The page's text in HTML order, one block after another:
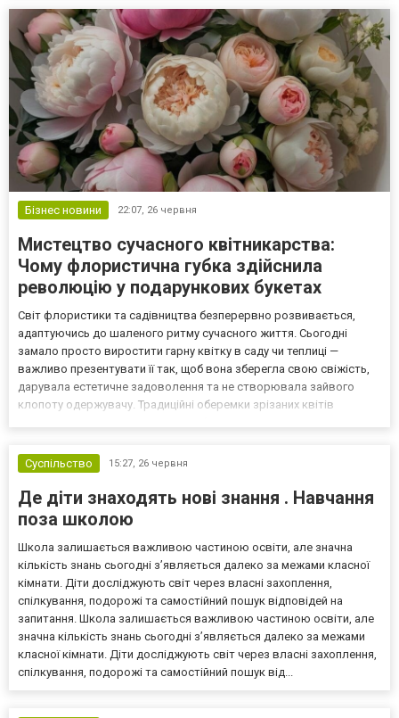
электронные сигареты и P...
Бізнес новини 22:07, 26 червня
Мистецтво сучасного квітникарства:
Чому флористична губка здійснила
революцію у подарункових букетах
Світ флористики та садівництва безперервно розвивається,
адаптуючись до шаленого ритму сучасного життя. Сьогодні
замало просто виростити гарну квітку в саду чи теплиці —
важливо презентувати її так, щоб вона зберегла свою свіжість,
дарувала естетичне задоволення та не створювала зайвого
клопоту одержувачу. Традиційні оберемки зрізаних квітів
ком...
Суспільство 15:27, 26 червня
Де діти знаходять нові знання . Навчання
поза школою
Школа залишається важливою частиною освіти, але значна
кількість знань сьогодні з’являється далеко за межами класної
кімнати. Діти досліджують світ через власні захоплення,
спілкування, подорожі та самостійний пошук відповідей на
запитання. Школа залишається важливою частиною освіти, але
значна кількість знань сьогодні з’являється далеко за межами
класної кімнати. Діти досліджують світ через власні захоплення,
спілкування, подорожі та самостійний пошук від...